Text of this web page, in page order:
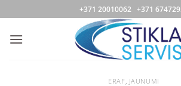
to
content
+371 20010062 +371
ERAF , JAUNUMI